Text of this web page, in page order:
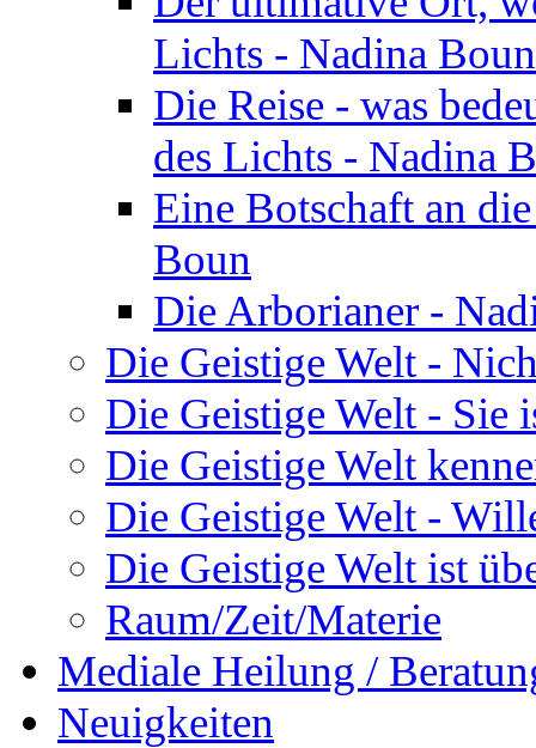
Lichts - Nadina Boun
Die Reise - was
des Lichts - Nadina
Eine Botschaft an
Boun
Die Arborianer -
Die Geistige Welt -
Die Geistige Welt - Sie
Die Geistige Welt
Die Geistige Welt -
Die Geistige Welt ist
Raum/Zeit/Materie
Mediale Heilung /
Neuigkeiten